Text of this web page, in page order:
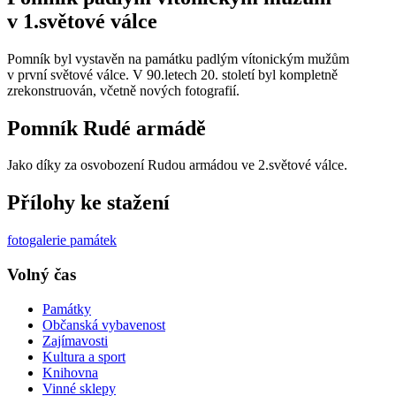
v 1.světové válce
Pomník byl vystavěn na památku padlým vítonickým mužům
v první světové válce. V 90.letech 20. století byl kompletně
zrekonstruován, včetně nových fotografií.
Pomník Rudé armádě
Jako díky za osvobození Rudou armádou ve 2.světové válce.
Přílohy ke stažení
fotogalerie památek
Volný čas
Památky
Občanská vybavenost
Zajímavosti
Kultura a sport
Knihovna
Vinné sklepy